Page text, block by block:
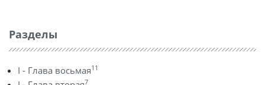
Разделы
I - Глава восьмая11
7